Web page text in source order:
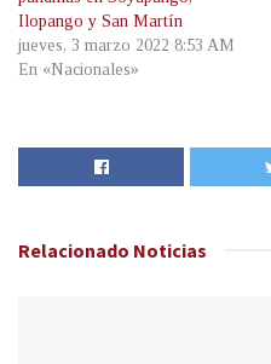
Ilopango y San Martín
jueves, 3 marzo 2022 8:53 AM
En «Nacionales»
Relacionado Noticias